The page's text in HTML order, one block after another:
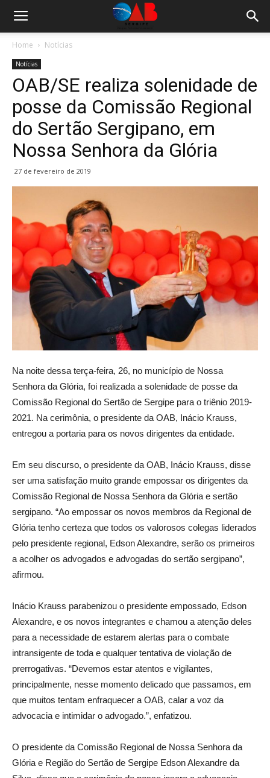
Home Notícias
Notícias
OAB/SE realiza solenidade de
posse da Comissão Regional
do Sertão Sergipano, em
Nossa Senhora da Glória
27 de fevereiro de 2019
Na noite dessa terça-feira, 26, no município de Nossa
Senhora da Glória, foi realizada a solenidade de posse da
Comissão Regional do Sertão de Sergipe para o triênio 2019-
2021. Na cerimônia, o presidente da OAB, Inácio Krauss,
entregou a portaria para os novos dirigentes da entidade.
Em seu discurso, o presidente da OAB, Inácio Krauss, disse
ser uma satisfação muito grande empossar os dirigentes da
Comissão Regional de Nossa Senhora da Glória e sertão
sergipano. “Ao empossar os novos membros da Regional de
Glória tenho certeza que todos os valorosos colegas liderados
pelo presidente regional, Edson Alexandre, serão os primeiros
a acolher os advogados e advogadas do sertão sergipano”,
afirmou.
Inácio Krauss parabenizou o presidente empossado, Edson
Alexandre, e os novos integrantes e chamou a atenção deles
para a necessidade de estarem alertas para o combate
intransigente de toda e qualquer tentativa de violação de
prerrogativas. “Devemos estar atentos e vigilantes,
principalmente, nesse momento delicado que passamos, em
que muitos tentam enfraquecer a OAB, calar a voz da
advocacia e intimidar o advogado.”, enfatizou.
O presidente da Comissão Regional de Nossa Senhora da
Glória e Região do Sertão de Sergipe Edson Alexandre da